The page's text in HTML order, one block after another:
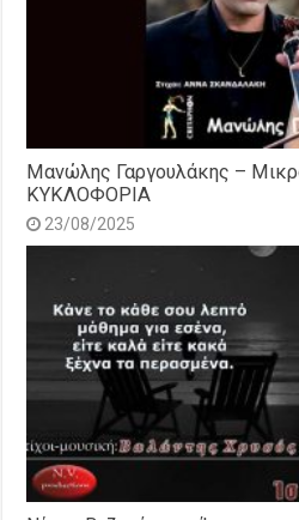
Μανώλης Γαργουλάκης –
ΚΥΚΛΟΦΟΡΙΑ
23/08/2025